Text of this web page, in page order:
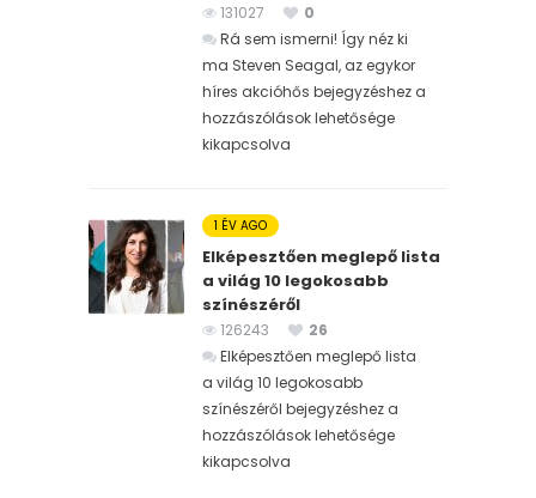
131027
0
Rá sem ismerni! Így néz ki
ma Steven Seagal, az egykor
híres akcióhős bejegyzéshez a
hozzászólások lehetősége
kikapcsolva
1 ÉV AGO
Elképesztően meglepő lista
a világ 10 legokosabb
színészéről
126243
26
Elképesztően meglepő lista
a világ 10 legokosabb
színészéről bejegyzéshez a
hozzászólások lehetősége
kikapcsolva